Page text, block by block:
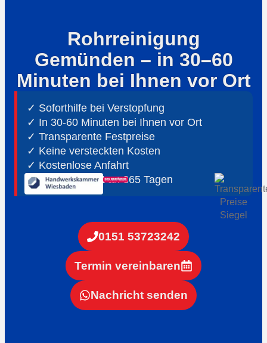
Rohrreinigung
Gemünden – in 30–60
Minuten bei Ihnen vor Ort
✓ Soforthilfe bei Verstopfung
✓ In 30-60 Minuten bei Ihnen vor Ort
✓ ⁠Transparente Festpreise
✓ Keine versteckten Kosten
✓ Kostenlose Anfahrt
✓ ⁠24h Notdienst an 365 Tagen
0151 53723242
Termin vereinbaren
Nachricht senden